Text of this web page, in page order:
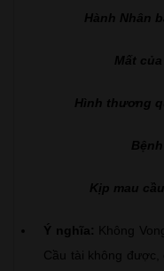
Hành Nhân
Mất
Hình thương
Kịp mau
Ý nghĩa: Không
Cầu tài không được,